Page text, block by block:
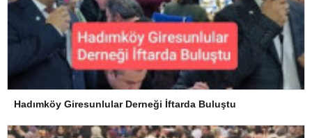
Hadımköy Giresunlular Derneği İftarda Buluştu